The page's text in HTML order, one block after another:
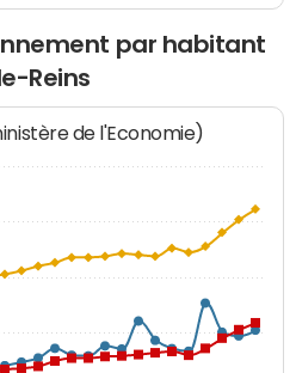
par habitant
Reins
de l'Economie)